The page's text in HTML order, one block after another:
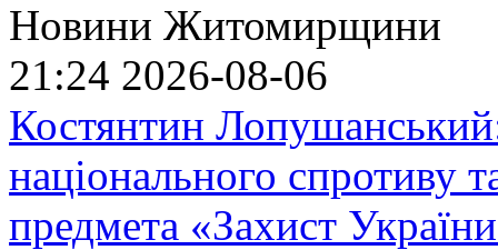
Новини Житомирщини
21:24 2026-08-06
Костянтин
національного спротиву
предмета «Захист